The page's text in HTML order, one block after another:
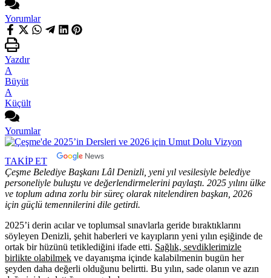
Yorumlar
Yazdır
A
Büyüt
A
Küçült
Yorumlar
TAKİP ET
Çeşme Belediye Başkanı Lâl Denizli, yeni yıl vesilesiyle belediye
personeliyle buluştu ve değerlendirmelerini paylaştı. 2025 yılını ülke
ve toplum adına zorlu bir süreç olarak nitelendiren başkan, 2026
için güçlü temennilerini dile getirdi.
2025’i derin acılar ve toplumsal sınavlarla geride bıraktıklarını
söyleyen Denizli, şehit haberleri ve kayıpların yeni yılın eşiğinde de
ortak bir hüzünü tetiklediğini ifade etti. Sağlık, sevdiklerimizle
birlikte olabilmek ve dayanışma içinde kalabilmenin bugün her
şeyden daha değerli olduğunu belirtti. Bu yılın, sade olanın ve azın